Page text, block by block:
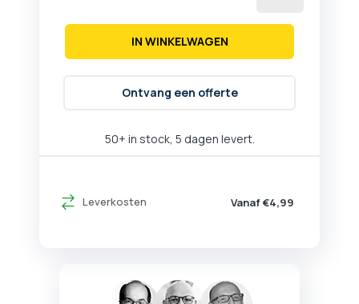
50+ in stock, 5 dagen levert.
Leverkosten Vanaf €4,99
IN WINKELWAGEN
Ontvang een offerte